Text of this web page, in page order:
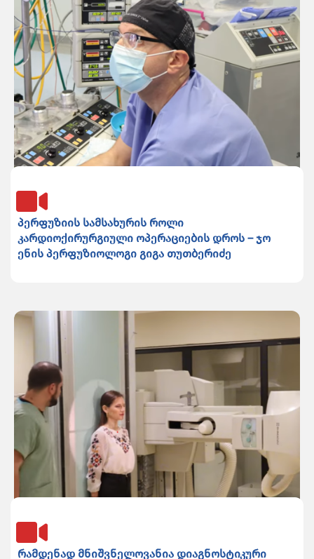
პერფუზიის სამსახურის როლი
კარდიოქირურგიული ოპერაციების დროს – ჯო
ენის პერფუზიოლოგი გიგა თუთბერიძე
რამდენად მნიშვნელოვანია დიაგნოსტიკური